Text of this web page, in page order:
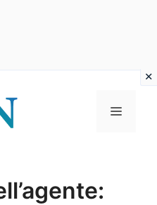
Menu